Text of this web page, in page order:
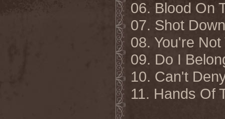
06. Blood On
07. Shot Down
08. You're
09. Do I
10. Can't
11. Hands Of